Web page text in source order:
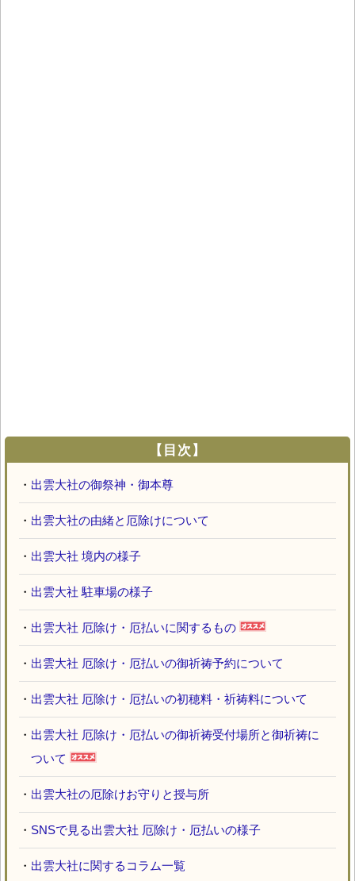
【目次】
・ 出雲大社の御祭神・御本尊
・ 出雲大社の由緒と厄除けについて
・ 出雲大社 境内の様子
・ 出雲大社 駐車場の様子
・ 出雲大社 厄除け・厄払いに関するもの
・ 出雲大社 厄除け・厄払いの御祈祷予約について
・ 出雲大社 厄除け・厄払いの初穂料・祈祷料について
・ 出雲大社 厄除け・厄払いの御祈祷受付場所と御祈祷に
ついて
・ 出雲大社の厄除けお守りと授与所
・ SNSで見る出雲大社 厄除け・厄払いの様子
・ 出雲大社に関するコラム一覧